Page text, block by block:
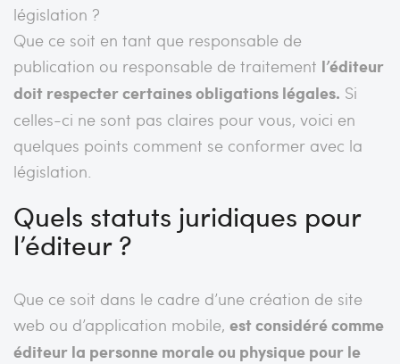
législation ?
Que ce soit en tant que responsable de
publication ou responsable de traitement l’éditeur
doit respecter certaines obligations légales. Si
celles-ci ne sont pas claires pour vous, voici en
quelques points comment se conformer avec la
législation.
Quels statuts juridiques pour
l’éditeur ?
Que ce soit dans le cadre d’une création de site
web ou d’application mobile, est considéré comme
éditeur la personne morale ou physique pour le